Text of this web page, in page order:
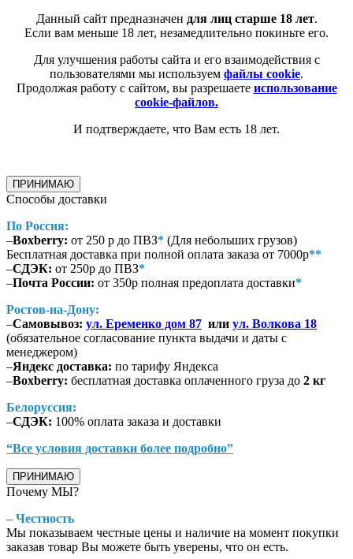
Данный сайт предназначен для лиц старше 18 лет.
Если вам меньше 18 лет, незамедлительно покиньте его.
Для улучшения работы сайта и его взаимодействия с
пользователями мы используем файлы cookie.
Продолжая работу с сайтом, вы разрешаете использование
cookie-файлов.
И подтверждаете, что Вам есть 18 лет.
ПРИНИМАЮ
Способы доставки
По Россия:
–Boxberry: от 250 р до ПВЗ* (Для небольших грузов)
Бесплатная доставка при полной оплата заказа от 7000р**
–СДЭК: от 250р до ПВЗ*
–Почта России: от 350р полная предоплата доставки*
Ростов-на-Дону:
–Самовывоз: ул. Еременко дом 87 или ул. Волкова 18
(обязательное согласование пункта выдачи и даты с
менеджером)
–Яндекс доставка: по тарифу Яндекса
–Boxberry: бесплатная доставка оплаченного груза до 2 кг
Белоруссия:
–СДЭК: 100% оплата заказа и доставки
“Все условия доставки более подробно”
ПРИНИМАЮ
Почему МЫ?
– Честность
Мы показываем честные цены и наличие на момент покупки
заказав товар Вы можете быть уверены, что он есть.